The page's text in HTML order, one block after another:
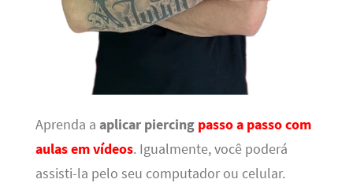
Aprenda a aplicar piercing passo a passo com
aulas em vídeos. Igualmente, você poderá
assisti-la pelo seu computador ou celular.